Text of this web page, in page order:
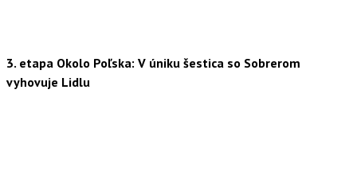
3. etapa Okolo Poľska: V úniku šestica so Sobrerom
vyhovuje Lidlu